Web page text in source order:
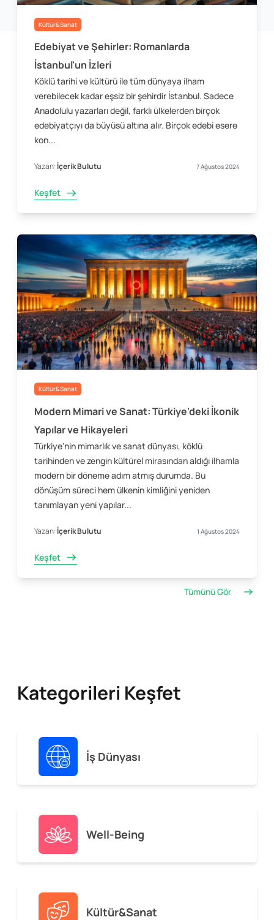
Kültür&Sanat
Edebiyat ve Şehirler: Romanlarda
İstanbul'un İzleri
Köklü tarihi ve kültürü ile tüm dünyaya ilham
verebilecek kadar eşsiz bir şehirdir İstanbul. Sadece
Anadolulu yazarları değil, farklı ülkelerden birçok
edebiyatçıyı da büyüsü altına alır. Birçok edebi esere
kon...
Yazan:İçerik Bulutu 7 Ağustos 2024
Keşfet
Kültür&Sanat
Modern Mimari ve Sanat: Türkiye'deki İkonik
Yapılar ve Hikayeleri
Türkiye'nin mimarlık ve sanat dünyası, köklü
tarihinden ve zengin kültürel mirasından aldığı ilhamla
modern bir döneme adım atmış durumda. Bu
dönüşüm süreci hem ülkenin kimliğini yeniden
tanımlayan yeni yapılar...
Yazan:İçerik Bulutu 1 Ağustos 2024
Keşfet
Tümünü Gör
Kategorileri Keşfet
İş Dünyası
Well-Being
Kültür&Sanat